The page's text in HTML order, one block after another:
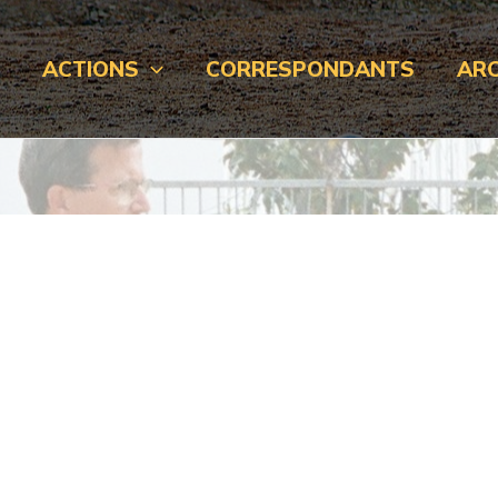
ACTIONS CORRESPONDANTS